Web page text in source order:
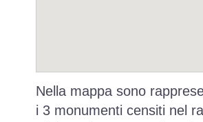
Nella mappa sono
i 3 monumenti censiti nel